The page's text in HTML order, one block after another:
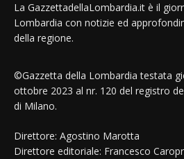
La GazzettadellaLombardia.it è il
Lombardia con notizie ed
della regione.
©Gazzetta della Lombardia testata
ottobre 2023 al nr. 120 del registro
di Milano.
Direttore: Agostino Marotta
Direttore editoriale: Francesco